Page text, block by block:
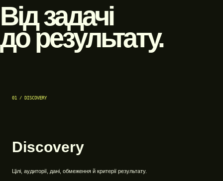
Від задачі
до результату.
01 / DISCOVERY
Discovery
Цілі, аудиторії, дані, обмеження й критерії результату.